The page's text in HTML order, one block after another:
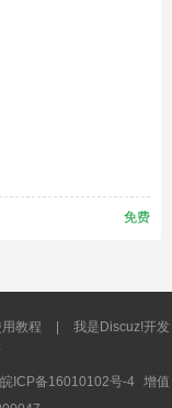
免费
教程
我是Discuz!开发
皖ICP备16010102号-4 增值